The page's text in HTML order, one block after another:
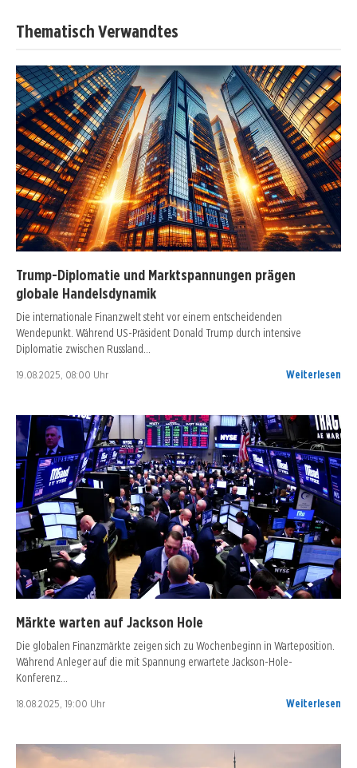
Thematisch Verwandtes
Trump-Diplomatie und Marktspannungen prägen
globale Handelsdynamik
Die internationale Finanzwelt steht vor einem entscheidenden
Wendepunkt. Während US-Präsident Donald Trump durch intensive
Diplomatie zwischen Russland…
19.08.2025, 08:00 Uhr Weiterlesen
Märkte warten auf Jackson Hole
Die globalen Finanzmärkte zeigen sich zu Wochenbeginn in Warteposition.
Während Anleger auf die mit Spannung erwartete Jackson-Hole-
Konferenz…
18.08.2025, 19:00 Uhr Weiterlesen